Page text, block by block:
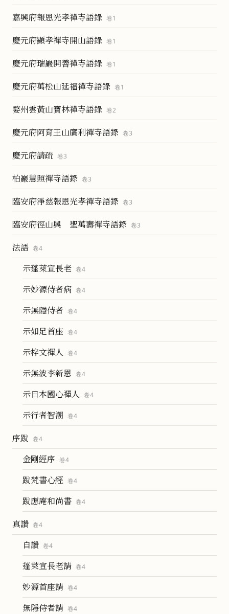
嘉興府報恩光孝禪寺語錄 卷1
慶元府顯孝禪寺開山語錄 卷1
慶元府瑞巖開善禪寺語錄 卷1
慶元府萬松山延福禪寺語錄 卷1
婺州雲黃山寶林禪寺語錄 卷2
慶元府阿育王山廣利禪寺語錄 卷3
慶元府請疏 卷3
柏巖慧照禪寺語錄 卷3
臨安府淨慈報恩光孝禪寺語錄 卷3
臨安府徑山興 聖萬壽禪寺語錄 卷3
法語 卷4
示蓬萊宣長老 卷4
示妙源侍者病 卷4
示無隱侍者 卷4
示如足首座 卷4
示梓文禪人 卷4
示無波李新恩 卷4
示日本國心禪人 卷4
示行者智潮 卷4
序跋 卷4
金剛經序 卷4
跋梵書心經 卷4
跋應庵和尚書 卷4
真讚 卷4
自讚 卷4
蓬萊宣長老請 卷4
妙源首座請 卷4
無隱侍者請 卷4